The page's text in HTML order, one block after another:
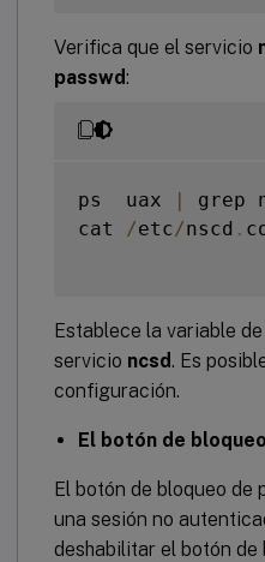
Verifica que el servicio
passwd:
ps  uax |
grep
cat
/etc/nscd .
Establece la variable
servicio ncsd . Es
configuración.
El botón de
El botón de bloqueo de
una sesión no
deshabilitar el botón de